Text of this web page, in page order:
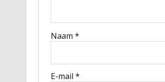
Naam *
E-mail *